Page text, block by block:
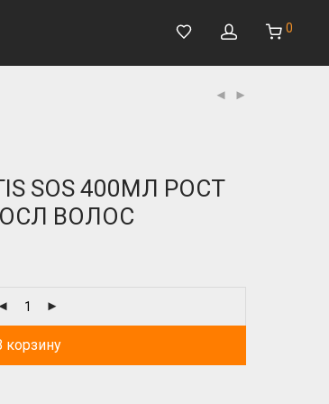
0
SOS 400МЛ РОСТ
ВОЛОС
корзину